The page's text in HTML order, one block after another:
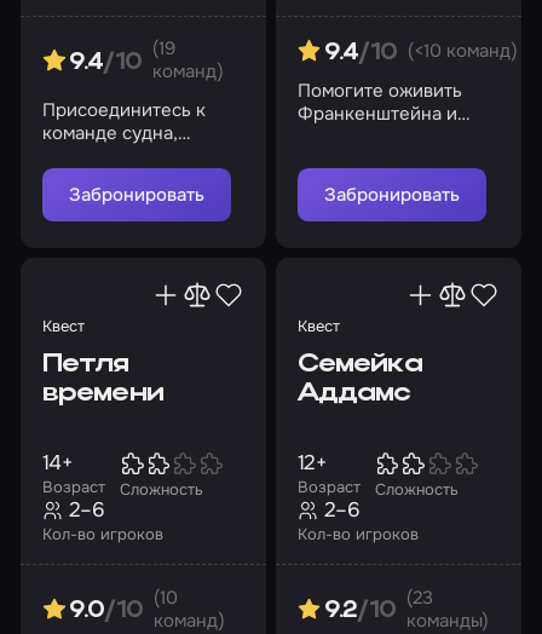
9.4/10
(19
команд)
Присоединитесь к
команде судна,
станьте ее частью!
Забронировать
9.4/10 (<10 команд)
Помогите оживить
Франкенштейна и
Забронировать
Квест
Петля
времени
Возраст
14+
Сложность
Кол-во игроков
2–6
9.0/10
(10
команд)
Квест
Семейка
Аддамс
Возраст
12+
Сложность
Кол-во игроков
2–6
9.2/10
(23
команды)